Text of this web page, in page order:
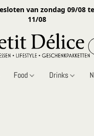
van zondag 09/08
11/08
Food Drinks